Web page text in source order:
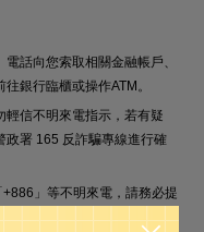
話向您索取相關金融帳戶、
銀行臨櫃或操作ATM。
信不明來電指示，若有疑
政署 165 反詐騙專線進行確
」等不明來電，請務必提
定公司、銀行、司法機關的手